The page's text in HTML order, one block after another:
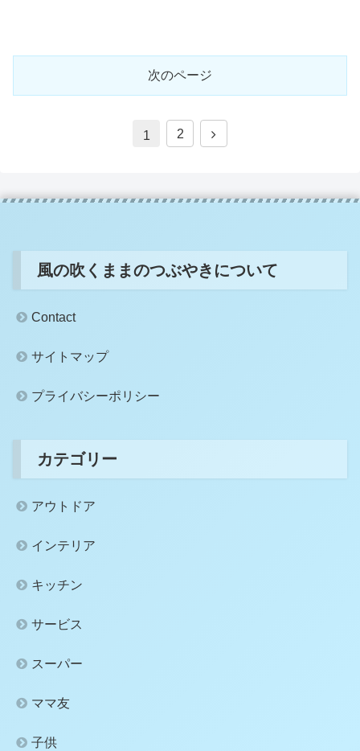
次のページ
1 2
次
風の吹くままのつぶやきについて
Contact
サイトマップ
プライバシーポリシー
カテゴリー
アウトドア
インテリア
キッチン
サービス
スーパー
ママ友
子供